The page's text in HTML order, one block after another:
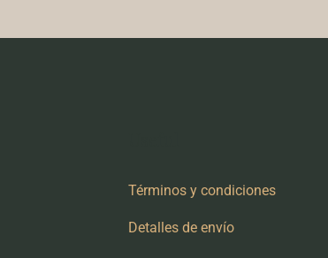
Términos y condiciones
Detalles de envío